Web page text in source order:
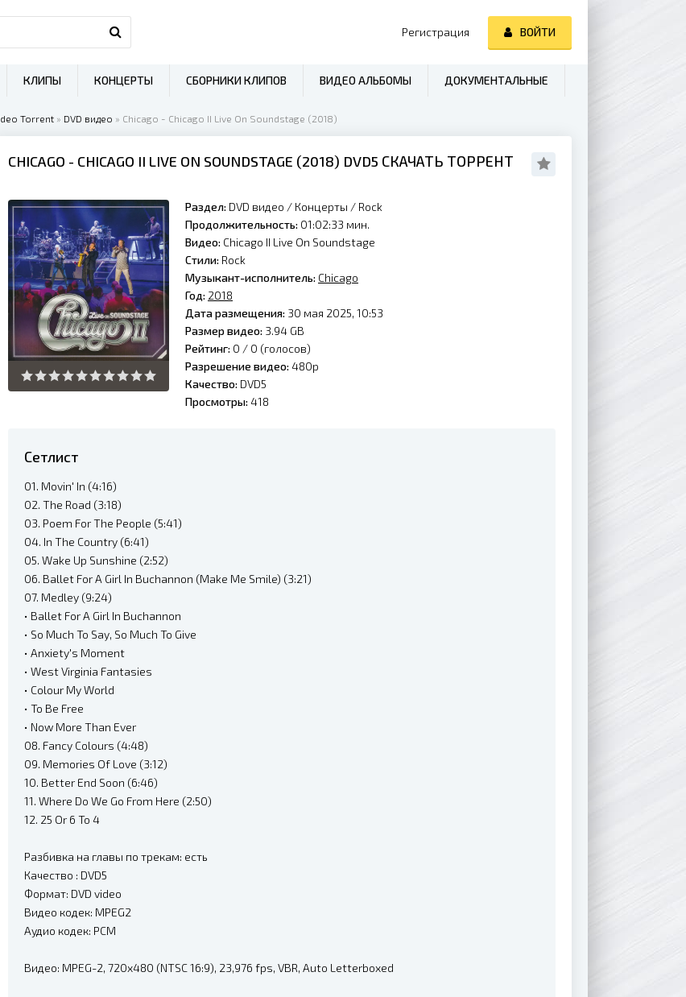
Torrent » DVD видео » Chicago - Chicago II Live On Soundstage (2018)
CHICAGO - CHICAGO II LIVE ON SOUNDSTAGE (2018) DVD5 СКАЧАТЬ ТОРРЕНТ
Раздел: DVD видео / Концерты / Rock
Продолжительность: 01:02:33 мин.
Видео: Chicago II Live On Soundstage
Стили: Rock
Музыкант-исполнитель: Chicago
Год: 2018
Дата размещения: 30 мая 2025, 10:53
Размер видео: 3.94 GB
Рейтинг: 0 / 0 (голосов)
Разрешение видео: 480p
Качество: DVD5
Просмотры: 418
Сетлист
01. Movin' In (4:16)
02. The Road (3:18)
03. Poem For The People (5:41)
04. In The Country (6:41)
05. Wake Up Sunshine (2:52)
06. Ballet For A Girl In Buchannon (Make Me Smile) (3:21)
07. Medley (9:24)
• Ballet For A Girl In Buchannon
• So Much To Say, So Much To Give
• Anxiety's Moment
• West Virginia Fantasies
• Colour My World
• To Be Free
• Now More Than Ever
08. Fancy Colours (4:48)
09. Memories Of Love (3:12)
10. Better End Soon (6:46)
11. Where Do We Go From Here (2:50)
12. 25 Or 6 To 4
Разбивка на главы по трекам: есть
Качество : DVD5
Формат: DVD video
Видео кодек: MPEG2
Аудио кодек: PCM
Видео: MPEG-2, 720x480 (NTSC 16:9), 23,976 fps, VBR, Auto Letterboxed
Регистрация ВОЙТИ
КЛИПЫ КОНЦЕРТЫ СБОРНИКИ КЛИПОВ ВИДЕО АЛЬБОМЫ ДОКУМЕНТАЛЬНЫЕ